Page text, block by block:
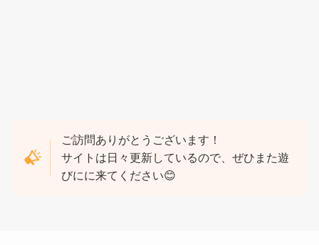
ご訪問ありがとうございます！
サイトは日々更新しているので、ぜひまた遊
びにに来てください😊